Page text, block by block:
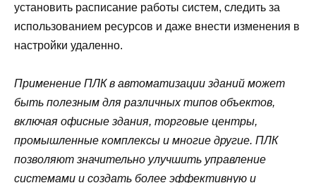
установить расписание работы систем, следить за
использованием ресурсов и даже внести изменения в
настройки удаленно.
Применение ПЛК в автоматизации зданий может
быть полезным для различных типов объектов,
включая офисные здания, торговые центры,
промышленные комплексы и многие другие. ПЛК
позволяют значительно улучшить управление
системами и создать более эффективную и